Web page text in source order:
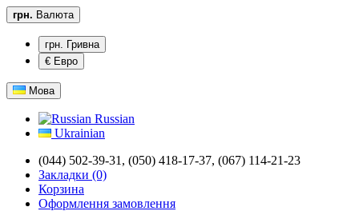
грн. Валюта
грн. Гривна
€ Евро
Мова
Russian
Ukrainian
(044) 502-39-31, (050) 418-17-37, (067) 114-21-23
Закладки (0)
Корзина
Оформлення замовлення